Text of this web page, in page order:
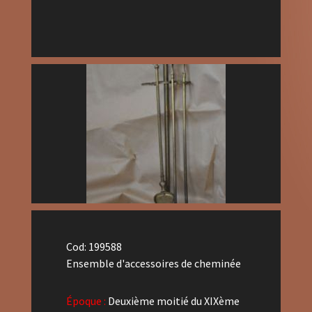
Cod: 199588
Ensemble d'accessoires de cheminée
Époque : Deuxième moitié du XIXème